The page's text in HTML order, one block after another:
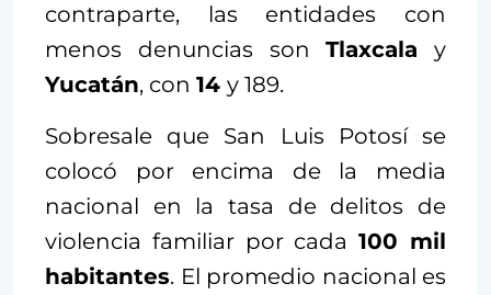
contraparte, las entidades con
menos denuncias sonTlaxcala y
Yucatán, con 14 y 189.
Sobresale que San Luis Potosí se
colocó por encima de la media
nacional en la tasa de delitos de
violencia familiar por cada100 mil
habitantes. El promedio nacional es